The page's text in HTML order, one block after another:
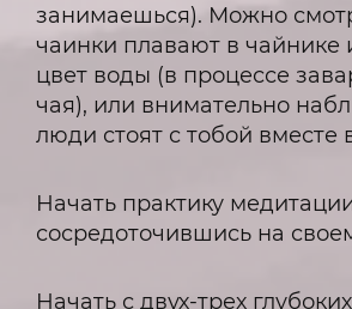
занимаешься). Можно
чаинки плавают в чайнике
цвет воды (в процессе
чая), или внимательно
люди стоят с тобой вместе
Начать практику
сосредоточившись на
Начать с двух-трех